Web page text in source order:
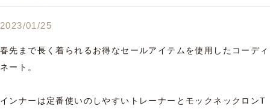
2023/01/25
春先まで長く着られるお得なセールアイテムを使用したコーディ
ネート。
インナーは定番使いのしやすいトレーナーとモックネックロンT